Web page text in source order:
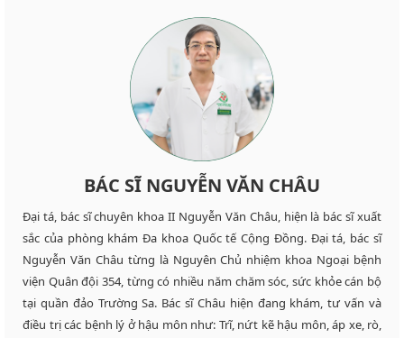
BÁC SĨ NGUYỄN VĂN CHÂU
Đại tá, bác sĩ chuyên khoa II Nguyễn Văn Châu, hiện là bác sĩ xuất
sắc của phòng khám Đa khoa Quốc tế Cộng Đồng. Đại tá, bác sĩ
Nguyễn Văn Châu từng là Nguyên Chủ nhiệm khoa Ngoại bệnh
viện Quân đội 354, từng có nhiều năm chăm sóc, sức khỏe cán bộ
tại quần đảo Trường Sa. Bác sĩ Châu hiện đang khám, tư vấn và
điều trị các bệnh lý ở hậu môn như: Trĩ, nứt kẽ hậu môn, áp xe, rò,